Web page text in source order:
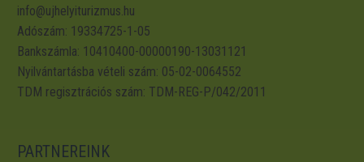
info@ujhelyiturizmus.hu
Adószám: 19334725-1-05
Bankszámla: 10410400-00000190-13031121
Nyilvántartásba vételi szám: 05-02-0064552
TDM regisztrációs szám: TDM-REG-P/042/2011
PARTNEREINK